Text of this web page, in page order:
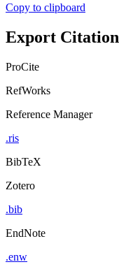
Copy to clipboard
Export Citation
ProCite
RefWorks
Reference Manager
.ris
BibTeX
Zotero
.bib
EndNote
.enw